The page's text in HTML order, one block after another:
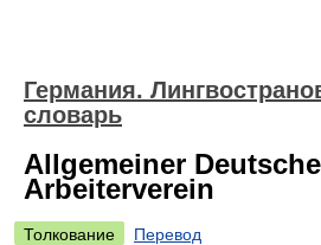
Германия.
словарь
Allgemeiner
Arbeiterverein
Толкование
Перевод